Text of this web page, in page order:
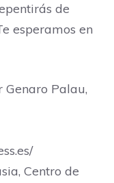
de
esperamos en
Palau,
Centro de